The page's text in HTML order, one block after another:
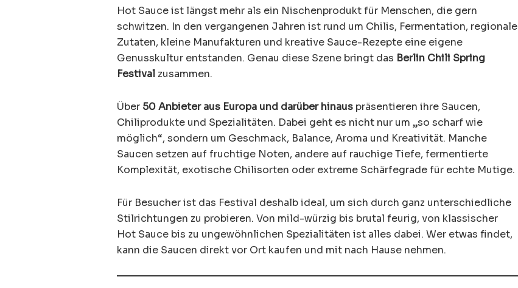
Hot Sauce ist längst mehr als ein Nischenprodukt für Menschen, die gern
schwitzen. In den vergangenen Jahren ist rund um Chilis, Fermentation, regionale
Zutaten, kleine Manufakturen und kreative Sauce-Rezepte eine eigene
Genusskultur entstanden. Genau diese Szene bringt das Berlin Chili Spring
Festival zusammen.
Über 50 Anbieter aus Europa und darüber hinaus präsentieren ihre Saucen,
Chiliprodukte und Spezialitäten. Dabei geht es nicht nur um „so scharf wie
möglich“, sondern um Geschmack, Balance, Aroma und Kreativität. Manche
Saucen setzen auf fruchtige Noten, andere auf rauchige Tiefe, fermentierte
Komplexität, exotische Chilisorten oder extreme Schärfegrade für echte Mutige.
Für Besucher ist das Festival deshalb ideal, um sich durch ganz unterschiedliche
Stilrichtungen zu probieren. Von mild-würzig bis brutal feurig, von klassischer
Hot Sauce bis zu ungewöhnlichen Spezialitäten ist alles dabei. Wer etwas findet,
kann die Saucen direkt vor Ort kaufen und mit nach Hause nehmen.